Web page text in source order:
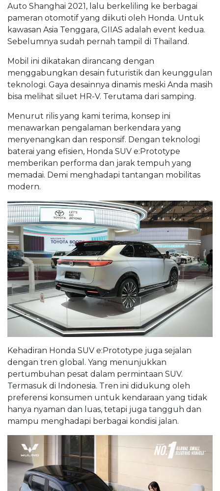
Auto Shanghai 2021, lalu berkeliling ke berbagai
pameran otomotif yang diikuti oleh Honda. Untuk
kawasan Asia Tenggara, GIIAS adalah event kedua.
Sebelumnya sudah pernah tampil di Thailand.
Mobil ini dikatakan dirancang dengan
menggabungkan desain futuristik dan keunggulan
teknologi. Gaya desainnya dinamis meski Anda masih
bisa melihat siluet HR-V. Terutama dari samping.
Menurut rilis yang kami terima, konsep ini
menawarkan pengalaman berkendara yang
menyenangkan dan responsif. Dengan teknologi
baterai yang efisien, Honda SUV e:Prototype
memberikan performa dan jarak tempuh yang
memadai. Demi menghadapi tantangan mobilitas
modern.
Kehadiran Honda SUV e:Prototype juga sejalan
dengan tren global. Yang menunjukkan
pertumbuhan pesat dalam permintaan SUV.
Termasuk di Indonesia. Tren ini didukung oleh
preferensi konsumen untuk kendaraan yang tidak
hanya nyaman dan luas, tetapi juga tangguh dan
mampu menghadapi berbagai kondisi jalan.